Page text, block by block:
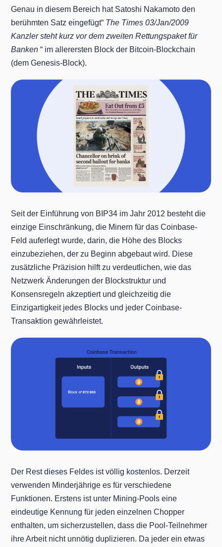
Genau in diesem Bereich hat Satoshi Nakamoto den
berühmten Satz eingefügt“ The Times 03/Jan/2009
Kanzler steht kurz vor dem zweiten Rettungspaket für
Banken “ im allerersten Block der Bitcoin-Blockchain
(dem Genesis-Block).
Seit der Einführung von BIP34 im Jahr 2012 besteht die
einzige Einschränkung, die Minern für das Coinbase-
Feld auferlegt wurde, darin, die Höhe des Blocks
einzubeziehen, der zu Beginn abgebaut wird. Diese
zusätzliche Präzision hilft zu verdeutlichen, wie das
Netzwerk Änderungen der Blockstruktur und
Konsensregeln akzeptiert und gleichzeitig die
Einzigartigkeit jedes Blocks und jeder Coinbase-
Transaktion gewährleistet.
Der Rest dieses Feldes ist völlig kostenlos. Derzeit
verwenden Minderjährige es für verschiedene
Funktionen. Erstens ist unter Mining-Pools eine
eindeutige Kennung für jeden einzelnen Chopper
enthalten, um sicherzustellen, dass die Pool-Teilnehmer
ihre Arbeit nicht unnötig duplizieren. Da jeder ein etwas